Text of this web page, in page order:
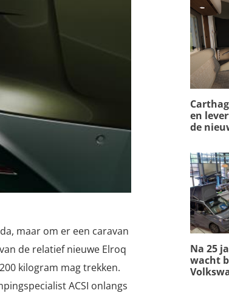
maar om er een caravan
de relatief nieuwe Elroq
kilogram mag trekken.
ACSI onlangs
en
de
Na 25
wacht